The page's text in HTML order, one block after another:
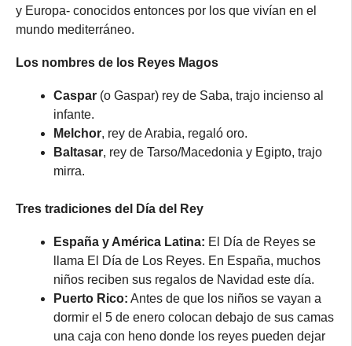
y Europa- conocidos entonces por los que vivían en el
mundo mediterráneo.
Los nombres de los Reyes Magos
Caspar (o Gaspar) rey de Saba, trajo incienso al
infante.
Melchor, rey de Arabia, regaló oro.
Baltasar, rey de Tarso/Macedonia y Egipto, trajo
mirra.
Tres tradiciones del Día del Rey
España y América Latina: El Día de Reyes se
llama El Día de Los Reyes. En España, muchos
niños reciben sus regalos de Navidad este día.
Puerto Rico: Antes de que los niños se vayan a
dormir el 5 de enero colocan debajo de sus camas
una caja con heno donde los reyes pueden dejar